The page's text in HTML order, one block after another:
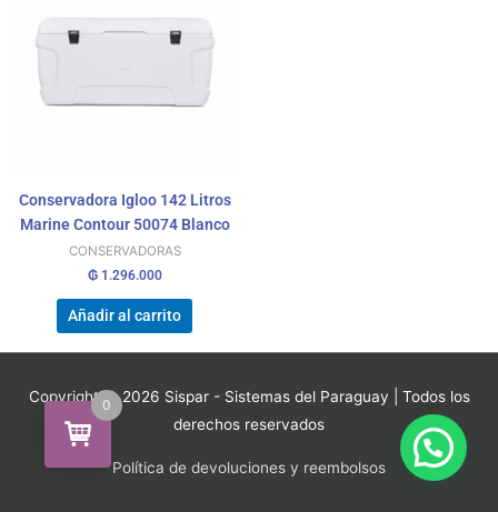
Conservadora Igloo 142 Litros
Marine Contour 50074 Blanco
CONSERVADORAS
₲1.296.000
Añadir al carrito
Copyright © 2026 Sispar - Sistemas del Paraguay | Todos los
derechos reservados
Política de devoluciones y reembolsos
0